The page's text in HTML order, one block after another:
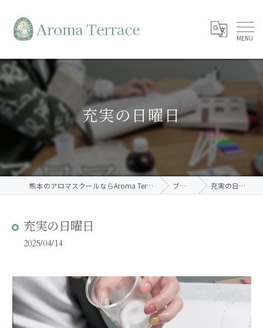
充実の日曜日
熊本のアロマスクールならAroma Terrace ブログ 充実の日曜日
充実の日曜日
2025/04/14